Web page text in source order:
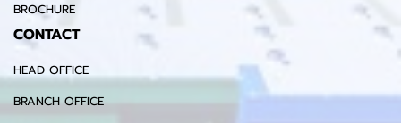
BROCHURE
CONTACT
HEAD OFFICE
BRANCH OFFICE